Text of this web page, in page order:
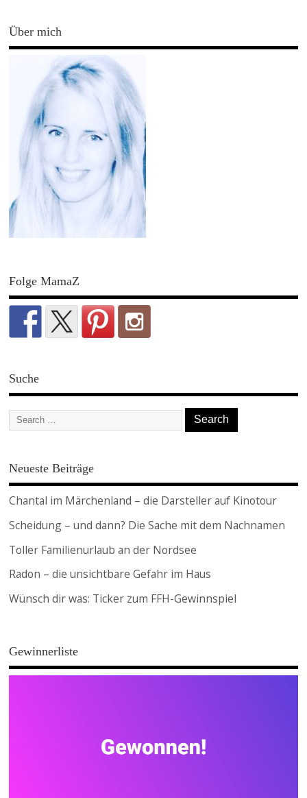
Über mich
Folge MamaZ
Suche
Neueste Beiträge
Chantal im Märchenland – die Darsteller auf Kinotour
Scheidung – und dann? Die Sache mit dem Nachnamen
Toller Familienurlaub an der Nordsee
Radon – die unsichtbare Gefahr im Haus
Wünsch dir was: Ticker zum FFH-Gewinnspiel
Gewinnerliste